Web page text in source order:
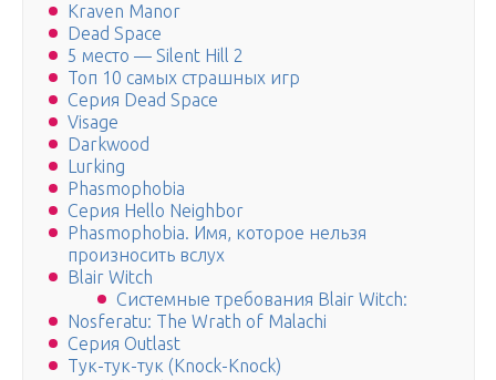
Kraven Manor
Dead Space
5 место — Silent Hill 2
Топ 10 самых страшных игр
Серия Dead Space
Visage
Darkwood
Lurking
Phasmophobia
Серия Hello Neighbor
Phasmophobia. Имя, которое нельзя
произносить вслух
Blair Witch
Системные требования Blair Witch:
Nosferatu: The Wrath of Malachi
Серия Outlast
Тук-тук-тук (Knock-Knock)